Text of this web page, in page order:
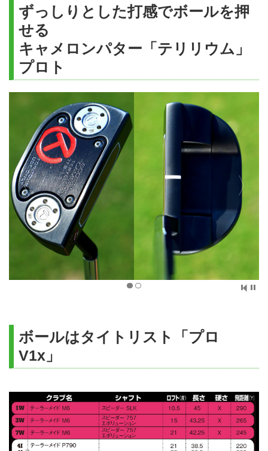
ずっしりとした打感でボールを押
せる
キャメロンパター「テリリウム」
プロト
ボールはタイトリスト「プロ
V1x」